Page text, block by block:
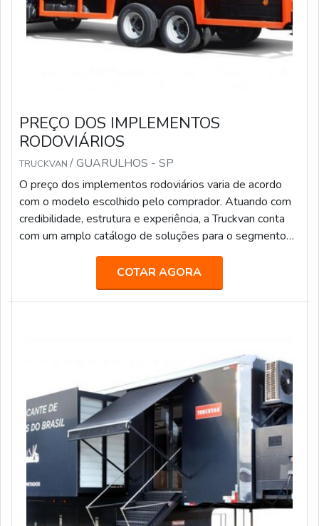
PREÇO DOS IMPLEMENTOS
RODOVIÁRIOS
TRUCKVAN / GUARULHOS - SP
O preço dos implementos rodoviários varia de acordo
com o modelo escolhido pelo comprador. Atuando com
credibilidade, estrutura e experiência, a Truckvan conta
com um amplo catálogo de soluções para o segmento
de transporte de pesados, tais como: Transporte de
valores; Semirreboque, bitrem e rodotrem sider; Piso
móvel; Linha Graneleira; Inloader; Furgão; Carroceria para
transporte de bebidas; Carga seca; Entre outros.Fundada
COTAR AGORA